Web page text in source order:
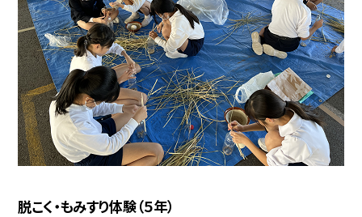
脱こく・もみすり体験（５年）